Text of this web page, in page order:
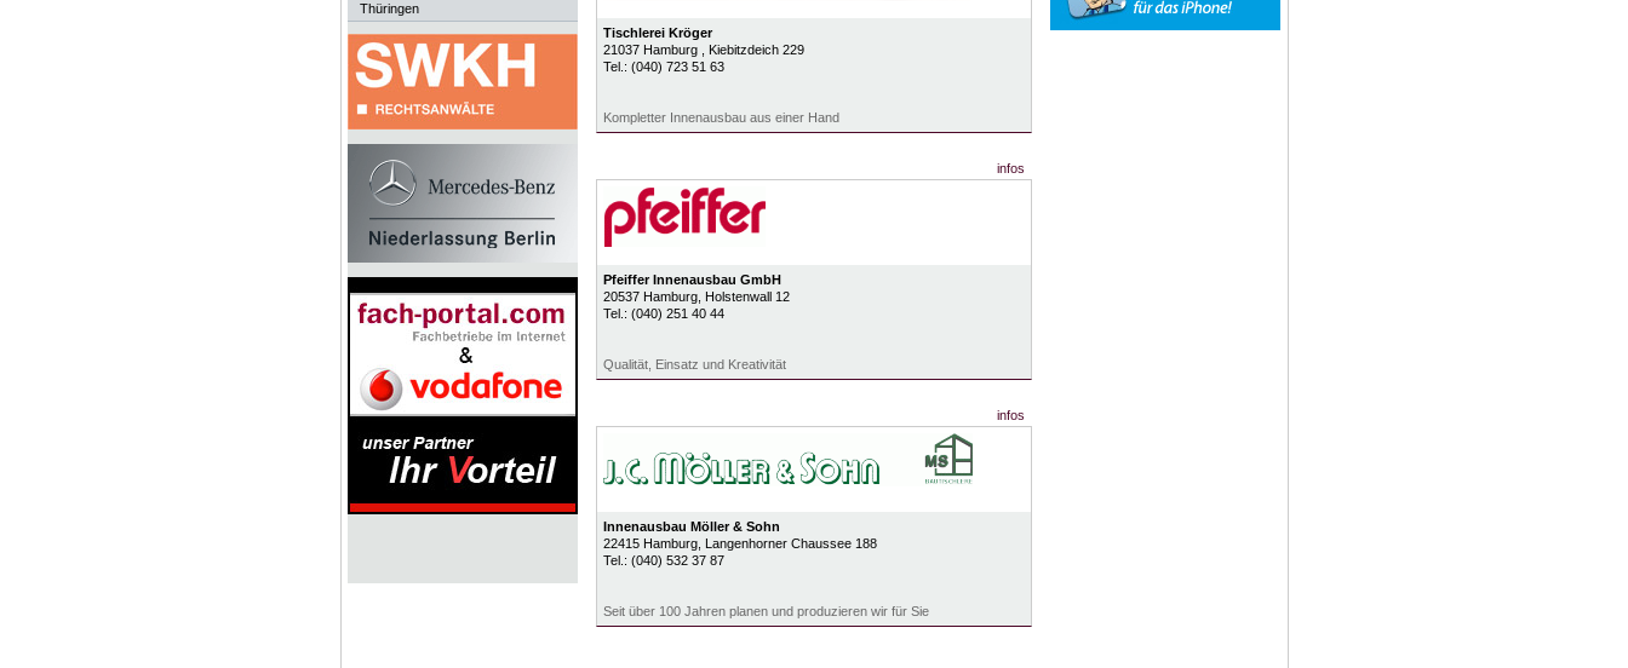
Thüringen
Tischlerei Kröger
21037 Hamburg
, Kiebitzdeich 229
Tel.: (040) 723 51 63
Kompletter Innenausbau aus einer Hand
infos
Pfeiffer Innenausbau GmbH
20537 Hamburg, Holstenwall 12
Tel.: (040) 251 40 44
Qualität, Einsatz und Kreativität
infos
Innenausbau Möller & Sohn
22415 Hamburg, Langenhorner Chaussee 188
Tel.: (040) 532 37 87
Seit über 100 Jahren planen und produzieren wir für Sie